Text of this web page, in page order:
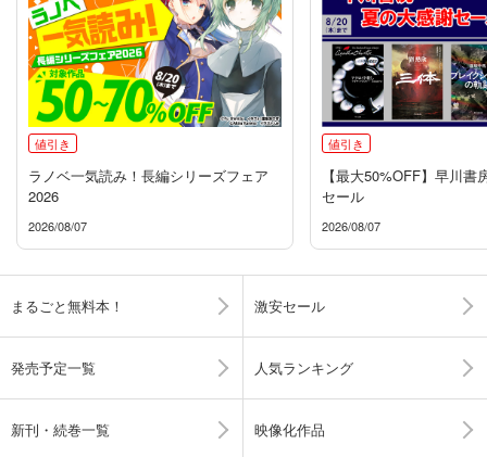
値引き
ラノベ一気読み！長編シリーズフェア
2026
2026/08/07
値引き
【最大50%OFF】早川書
セール
2026/08/07
まるごと無料本！ 激安セール
発売予定一覧 人気ランキング
新刊・続巻一覧 映像化作品